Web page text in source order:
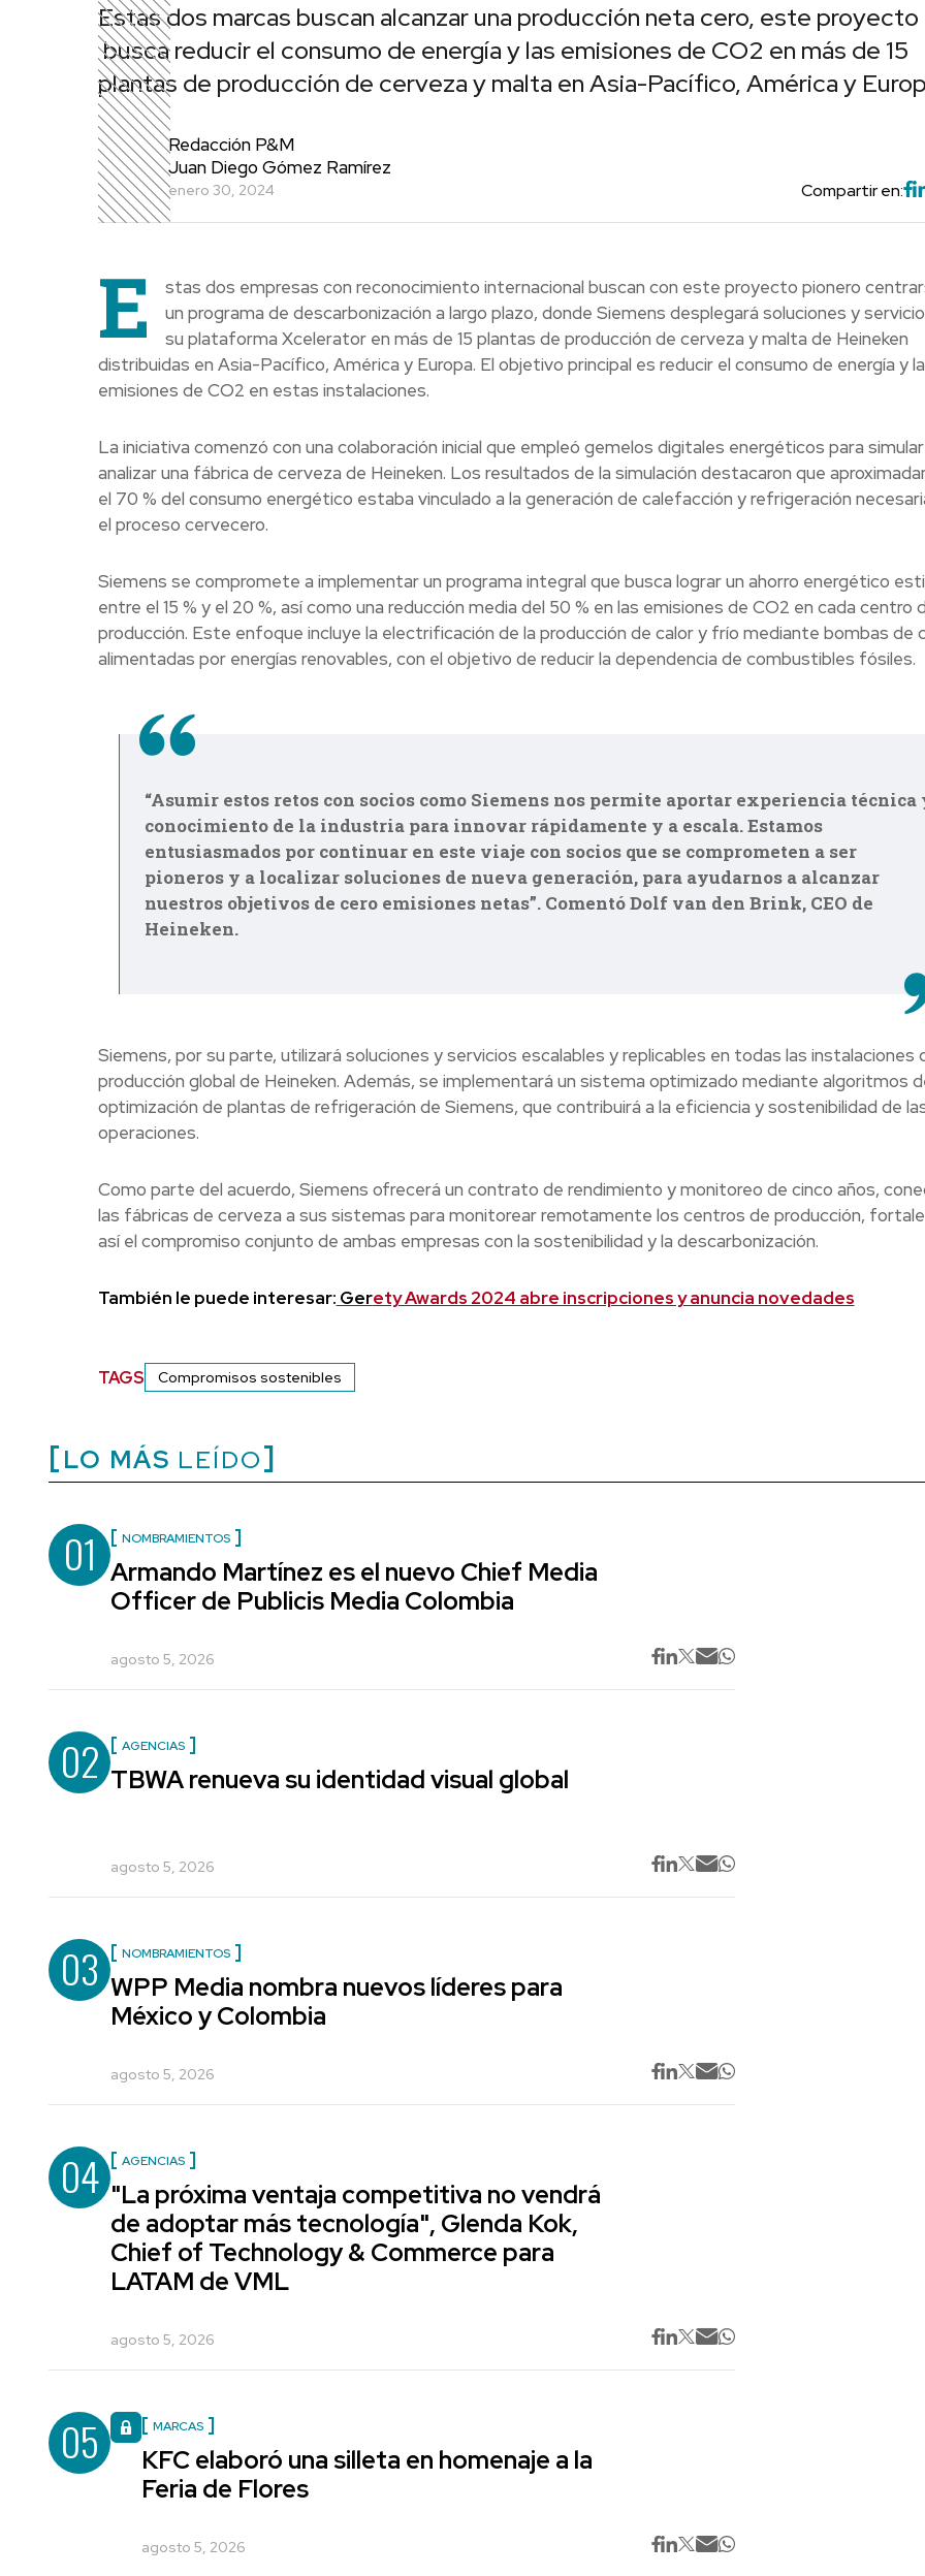
Estas dos marcas buscan alcanzar una producción neta cero, este proyecto
busca reducir el consumo de energía y las emisiones de CO2 en más de 15
plantas de producción de cerveza y malta en Asia-Pacífico, América y
Redacción P&M
Juan Diego Gómez Ramírez
enero 30, 2024 Compartir en:
E
stas dos empresas con reconocimiento internacional buscan con este proyecto pionero
un programa de descarbonización a largo plazo, donde Siemens desplegará soluciones y
su plataforma Xcelerator en más de 15 plantas de producción de cerveza y malta de Heineken
distribuidas en Asia-Pacífico, América y Europa. El objetivo principal es reducir el consumo de energía y
emisiones de CO2 en estas instalaciones.
La iniciativa comenzó con una colaboración inicial que empleó gemelos digitales energéticos para
analizar una fábrica de cerveza de Heineken. Los resultados de la simulación destacaron que
el 70 % del consumo energético estaba vinculado a la generación de calefacción y refrigeración
el proceso cervecero.
Siemens se compromete a implementar un programa integral que busca lograr un ahorro energético
entre el 15 % y el 20 %, así como una reducción media del 50 % en las emisiones de CO2 en cada centro
producción. Este enfoque incluye la electrificación de la producción de calor y frío mediante bombas de
alimentadas por energías renovables, con el objetivo de reducir la dependencia de combustibles fósiles.
“Asumir estos retos con socios como Siemens nos permite aportar experiencia técnica
conocimiento de la industria para innovar rápidamente y a escala. Estamos
entusiasmados por continuar en este viaje con socios que se comprometen a ser
pioneros y a localizar soluciones de nueva generación, para ayudarnos a alcanzar
nuestros objetivos de cero emisiones netas”. Comentó Dolf van den Brink, CEO de
Heineken.
Siemens, por su parte, utilizará soluciones y servicios escalables y replicables en todas las instalaciones
producción global de Heineken. Además, se implementará un sistema optimizado mediante algoritmos
optimización de plantas de refrigeración de Siemens, que contribuirá a la eficiencia y sostenibilidad de
operaciones.
Como parte del acuerdo, Siemens ofrecerá un contrato de rendimiento y monitoreo de cinco años,
las fábricas de cerveza a sus sistemas para monitorear remotamente los centros de producción,
así el compromiso conjunto de ambas empresas con la sostenibilidad y la descarbonización.
También le puede interesar: Gerety Awards 2024 abre inscripciones y anuncia novedades
TAGS Compromisos sostenibles
LO MÁS LEÍDO
01 NOMBRAMIENTOS
Armando Martínez es el nuevo Chief Media
Officer de Publicis Media Colombia
agosto 5, 2026
02 AGENCIAS
TBWA renueva su identidad visual global
agosto 5, 2026
03 NOMBRAMIENTOS
WPP Media nombra nuevos líderes para
México y Colombia
agosto 5, 2026
04 AGENCIAS
"La próxima ventaja competitiva no vendrá
de adoptar más tecnología", Glenda Kok,
Chief of Technology & Commerce para
LATAM de VML
agosto 5, 2026
05 MARCAS
KFC elaboró una silleta en homenaje a la
Feria de Flores
agosto 5, 2026